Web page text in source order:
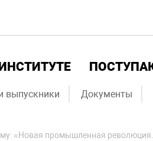
выпускники Документы
«Новая промышленная